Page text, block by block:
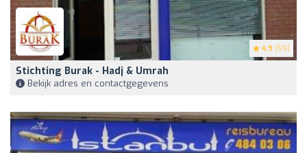
4.9 (59)
Stichting Burak - Hadj & Umrah
Bekijk adres en contactgegevens